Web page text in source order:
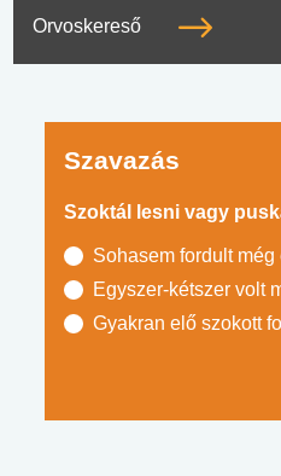
Orvoskereső
Szavazás
Szoktál lesni vagy
Sohasem fordult még
Egyszer-kétszer volt
Gyakran elő szokott